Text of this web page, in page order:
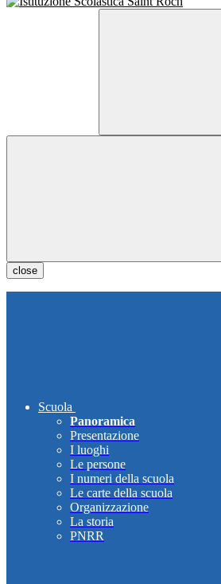
close
Scuola
Panoramica
Presentazione
I luoghi
Le persone
I numeri della scuola
Le carte della scuola
Organizzazione
La storia
PNRR